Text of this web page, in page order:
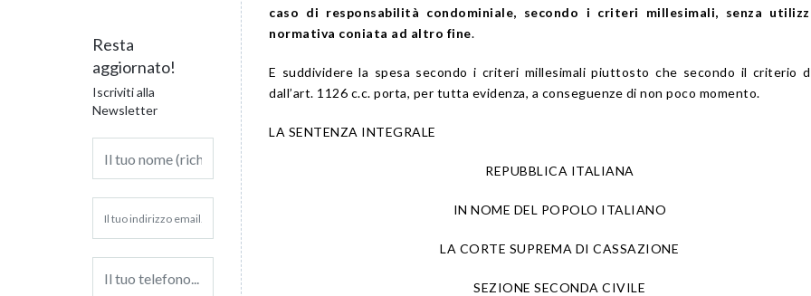
Resta
aggiornato!
Iscriviti alla
Newsletter
caso di responsabilità condominiale, secondo i criteri millesimali, senza
normativa coniata ad altro fine.
E suddividere la spesa secondo i criteri millesimali piuttosto che secondo il criterio
dall’art. 1126 c.c. porta, per tutta evidenza, a conseguenze di non poco momento.
LA SENTENZA INTEGRALE
REPUBBLICA ITALIANA
IN NOME DEL POPOLO ITALIANO
LA CORTE SUPREMA DI CASSAZIONE
SEZIONE SECONDA CIVILE